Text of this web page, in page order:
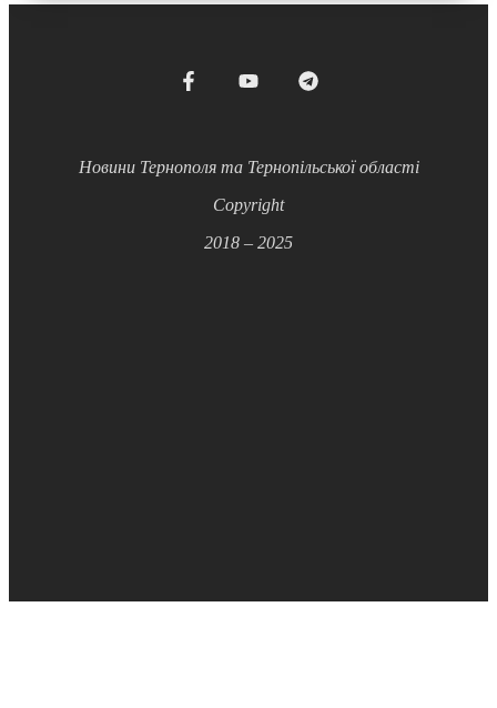
Новини Тернополя та Тернопільської області
Copyright
2018 – 2025